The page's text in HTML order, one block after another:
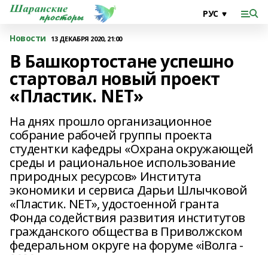
Новости 13 ДЕКАБРЯ 2020, 21:00
В Башкортостане успешно
стартовал новый проект
«Пластик. NET»
На днях прошло организационное
собрание рабочей группы проекта
студентки кафедры «Охрана окружающей
среды и рациональное использование
природных ресурсов» Института
экономики и сервиса Дарьи Шлычковой
«Пластик. NET», удостоенной гранта
Фонда содействия развития институтов
гражданского общества в Приволжском
федеральном округе на форуме «iВолга -